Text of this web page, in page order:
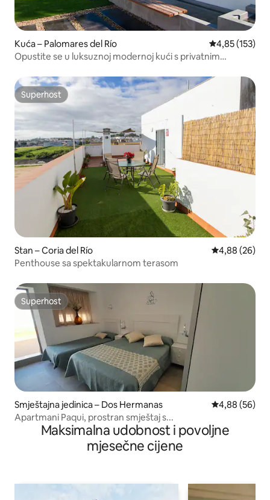
Kuća – Palomares del Río Prosječna
4,85 (153)
Opustite se u luksuznoj modernoj kući s privatnim
Superhost
Superhost
Stan – Coria del Río Prosječna
4,88 (26)
Penthouse sa spektakularnom terasom
Superhost
Superhost
Smještajna jedinica – Dos Hermanas Prosječna
4,88 (56)
Apartmani Paqui, prostran smještaj s...
Maksimalna udobnost i povoljne
mjesečne cijene